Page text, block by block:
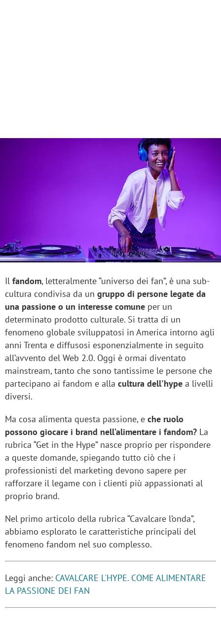
Il fandom, letteralmente “universo dei fan”, è una sub-
cultura condivisa da un gruppo di persone legate da
una passione o un interesse comune per un
determinato prodotto culturale. Si tratta di un
fenomeno globale sviluppatosi in America intorno agli
anni Trenta e diffusosi esponenzialmente in seguito
all’avvento del Web 2.0. Oggi è ormai diventato
mainstream, tanto che sono tantissime le persone che
partecipano ai fandom e alla cultura dell'hype a livelli
diversi.
Ma cosa alimenta questa passione, e che ruolo
possono giocare i brand nell’alimentare i fandom? La
rubrica “Get in the Hype” nasce proprio per rispondere
a queste domande, spiegando tutto ciò che i
professionisti del marketing devono sapere per
rafforzare il legame con i clienti più appassionati al
proprio brand.
Nel primo articolo della rubrica “Cavalcare l’onda”,
abbiamo esplorato le caratteristiche principali del
fenomeno fandom nel suo complesso.
Leggi anche: CAVALCARE L'HYPE. COME ALIMENTARE
LA PASSIONE DEI FAN